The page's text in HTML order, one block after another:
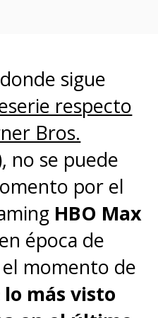
para
episodios de
el primer
escrito por
en la historia
junto a los
es el periodo
sigue
respecto
Bros.
, no se puede
por el
HBO Max
época de
momento de
lo más visto